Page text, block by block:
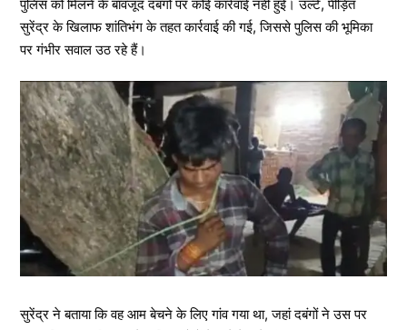
पुलिस को मिलने के बावजूद दबंगों पर कोई कार्रवाई नहीं हुई। उल्टे, पीड़ित
सुरेंद्र के खिलाफ शांतिभंग के तहत कार्रवाई की गई, जिससे पुलिस की भूमिका
पर गंभीर सवाल उठ रहे हैं।
सुरेंद्र ने बताया कि वह आम बेचने के लिए गांव गया था, जहां दबंगों ने उस पर